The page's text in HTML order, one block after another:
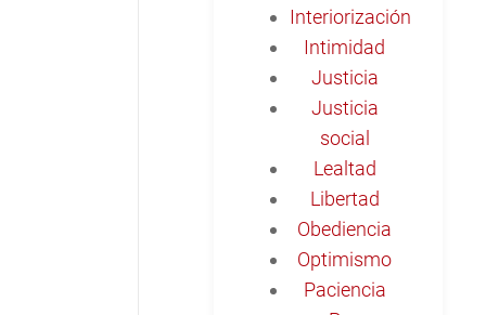
Interiorización
Intimidad
Justicia
Justicia
social
Lealtad
Libertad
Obediencia
Optimismo
Paciencia